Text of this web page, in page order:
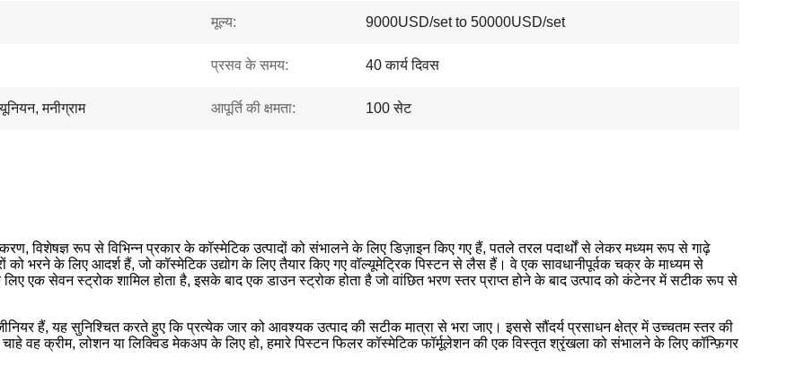
मूल्य: 9000USD/set to 50000USD/set
प्रसव के समय: 40 कार्य दिवस
मनीग्राम आपूर्ति की क्षमता: 100 सेट
विशेषज्ञ रूप से विभिन्न प्रकार के कॉस्मेटिक उत्पादों को संभालने के लिए डिज़ाइन किए गए हैं, पतले तरल पदार्थों से लेकर मध्यम रूप से गाढ़े
भरने के लिए आदर्श हैं, जो कॉस्मेटिक उद्योग के लिए तैयार किए गए वॉल्यूमेट्रिक पिस्टन से लैस हैं। वे एक सावधानीपूर्वक चक्र के माध्यम से
एक सेवन स्ट्रोक शामिल होता है, इसके बाद एक डाउन स्ट्रोक होता है जो वांछित भरण स्तर प्राप्त होने के बाद उत्पाद को कंटेनर में सटीक रूप से
हैं, यह सुनिश्चित करते हुए कि प्रत्येक जार को आवश्यक उत्पाद की सटीक मात्रा से भरा जाए। इससे सौंदर्य प्रसाधन क्षेत्र में उच्चतम स्तर की
वह क्रीम, लोशन या लिक्विड मेकअप के लिए हो, हमारे पिस्टन फिलर कॉस्मेटिक फॉर्मूलेशन की एक विस्तृत श्रृंखला को संभालने के लिए कॉन्फ़िगर